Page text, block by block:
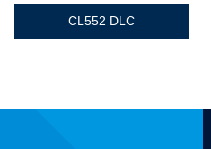
CL552 DLC